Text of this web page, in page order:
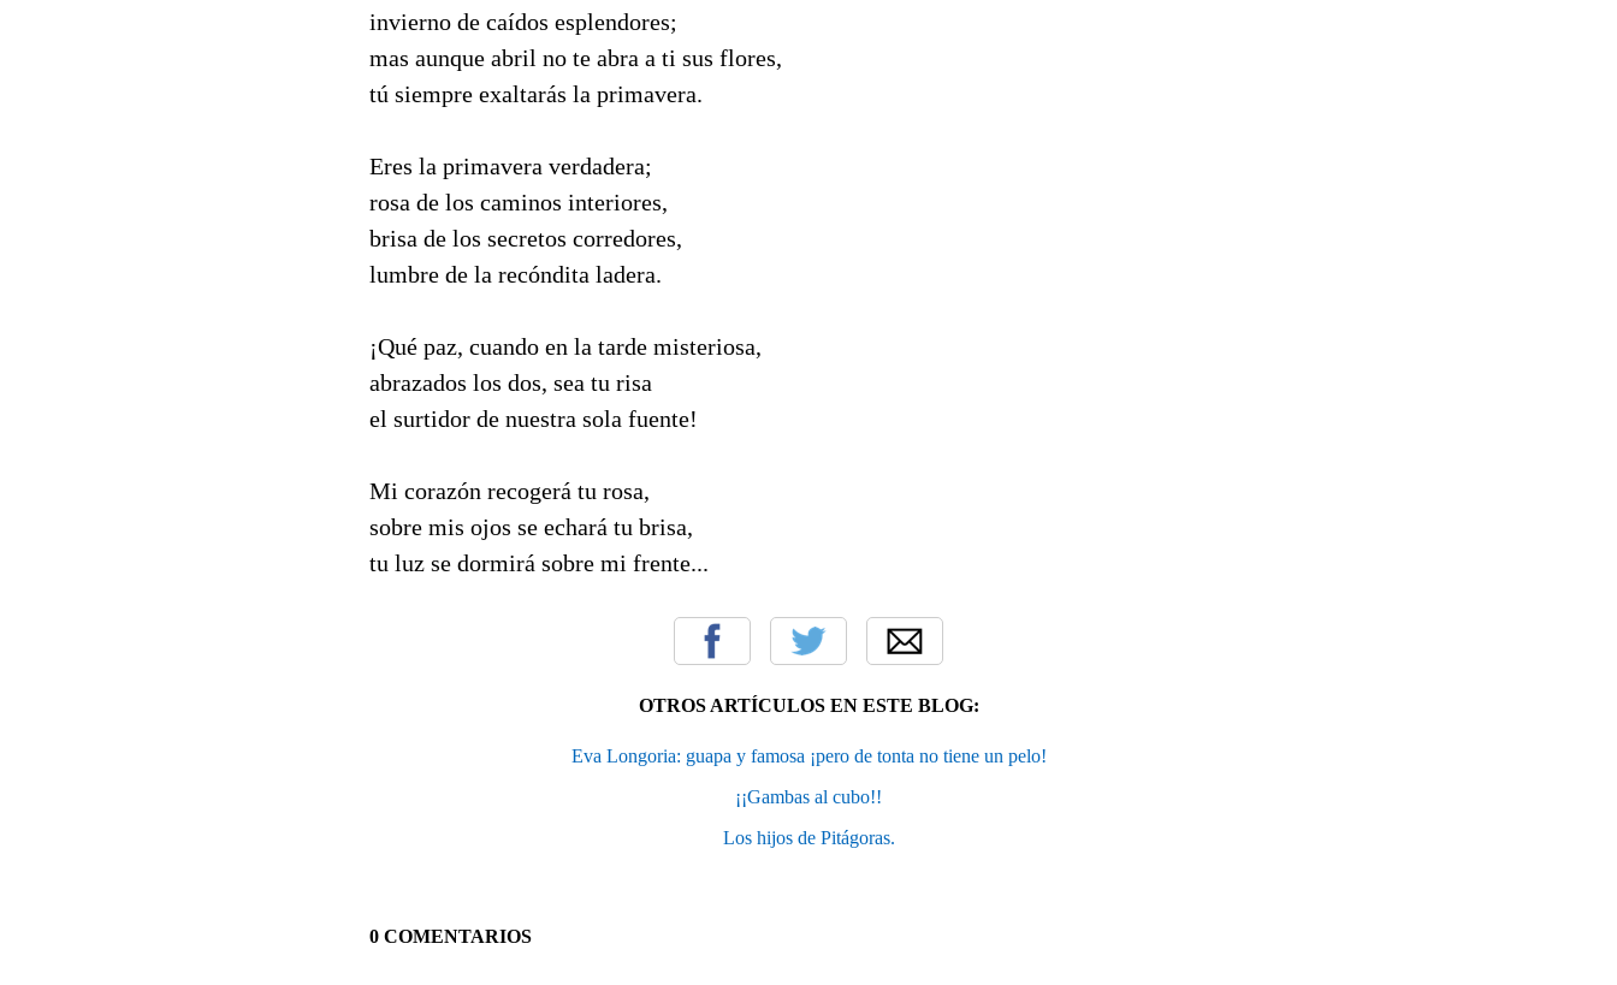
invierno de caídos esplendores;
mas aunque abril no te abra a ti sus flores,
tú siempre exaltarás la primavera.
Eres la primavera verdadera;
rosa de los caminos interiores,
brisa de los secretos corredores,
lumbre de la recóndita ladera.
¡Qué paz, cuando en la tarde misteriosa,
abrazados los dos, sea tu risa
el surtidor de nuestra sola fuente!
Mi corazón recogerá tu rosa,
sobre mis ojos se echará tu brisa,
tu luz se dormirá sobre mi frente...
OTROS ARTÍCULOS EN ESTE BLOG:
Eva Longoria: guapa y famosa ¡pero de tonta no tiene un pelo!
¡¡Gambas al cubo!!
Los hijos de Pitágoras.
0 COMENTARIOS